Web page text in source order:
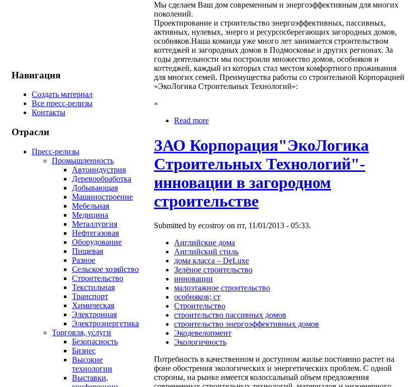
Навигация
Создать материал
Все пресс-релизы
Контакты
Отрасли
Пресс-релизы
Промышленность
Автоиндустрия
Деревообработка
Добывающая
Машиностроение
Мебельная
Медицина
Металлургия
Нефтегазовая
Оборудование
Пищевая
Разное
Сельское хозяйство
Строительство
Текстильная
Транспорт
Химическая
Электронная
Электроэнергетика
Торговля, услуги
Безопасность
Бизнес
Высокие
технологии
Выставки,
Мы сделаем Ваш дом современным и энергоэффективным для многих
поколений.
Проектирование и строительство энергоэффективных, пассивных,
активных, нулевых, энерго и ресурсосберегающих загородных домов,
особняков.Наша команда уже много лет занимается строительством
коттеджей и загородных домов в Подмосковье и других регионах. За
годы деятельности мы построили множество домов, особняков и
коттеджей, каждый из которых стал местом комфортного проживания
для многих семей. Преимущества работы со строительной Корпорацией
«ЭкоЛогика Строительных Технологий»:
»
Read more
ЗАО Корпорация"ЭкоЛогика
Строительных Технологий"-
инновации в загородном
строительстве
Submitted by ecostroy on пт, 11/01/2013 - 05:33.
Английские дома
Английский стиль
дома класса – DeLuxe
Зелёное строительство
инновации
малоэтажное строительство
особняков; ст
Строительство
строительство пассивных домов
строительство энергоэффективных домов
Экодевелопмент
Экологичность
Потребность в качественном и доступном жилье постоянно растет на
фоне обострения экологических и энергетических проблем. С одной
стороны, на рынке имеется колоссальный объем предложения